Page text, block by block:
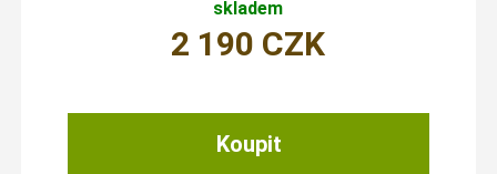
skladem
2 190 CZK